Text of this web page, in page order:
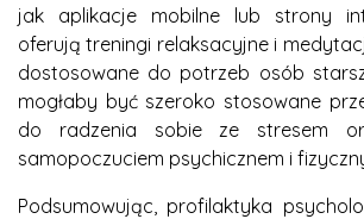
jak aplikacje mobilne lub strony
oferują treningi relaksacyjne i
dostosowane do potrzeb osób
mogłaby być szeroko stosowane
do radzenia sobie ze stresem
samopoczuciem psychicznem i
Podsumowując, profilaktyka